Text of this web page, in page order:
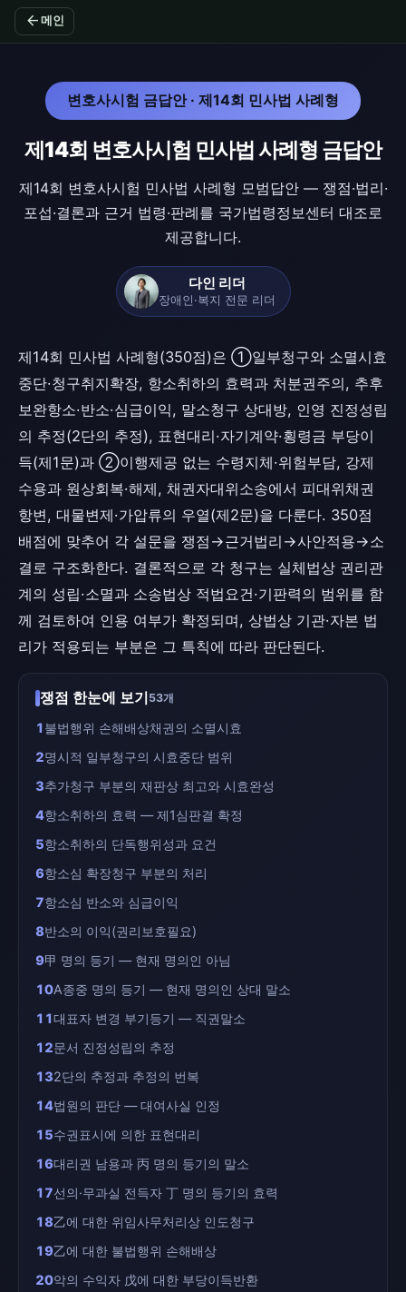
arrow_back 메인
변호사시험 금답안 · 제14회 민사법 사례형
제14회 변호사시험 민사법 사례형 금답안
제14회 변호사시험 민사법 사례형 모범답안 — 쟁점·법리·
포섭·결론과 근거 법령·판례를 국가법령정보센터 대조로
제공합니다.
다인 리더
장애인·복지 전문 리더
제14회 민사법 사례형(350점)은 ①일부청구와 소멸시효
중단·청구취지확장, 항소취하의 효력과 처분권주의, 추후
보완항소·반소·심급이익, 말소청구 상대방, 인영 진정성립
의 추정(2단의 추정), 표현대리·자기계약·횡령금 부당이
득(제1문)과 ②이행제공 없는 수령지체·위험부담, 강제
수용과 원상회복·해제, 채권자대위소송에서 피대위채권
항변, 대물변제·가압류의 우열(제2문)을 다룬다. 350점
배점에 맞추어 각 설문을 쟁점→근거법리→사안적용→소
결로 구조화한다. 결론적으로 각 청구는 실체법상 권리관
계의 성립·소멸과 소송법상 적법요건·기판력의 범위를 함
께 검토하여 인용 여부가 확정되며, 상법상 기관·자본 법
리가 적용되는 부분은 그 특칙에 따라 판단된다.
쟁점 한눈에 보기 53개
1불법행위 손해배상채권의 소멸시효
2명시적 일부청구의 시효중단 범위
3추가청구 부분의 재판상 최고와 시효완성
4항소취하의 효력 — 제1심판결 확정
5항소취하의 단독행위성과 요건
6항소심 확장청구 부분의 처리
7항소심 반소와 심급이익
8반소의 이익(권리보호필요)
9甲 명의 등기 — 현재 명의인 아님
10A종중 명의 등기 — 현재 명의인 상대 말소
11대표자 변경 부기등기 — 직권말소
12문서 진정성립의 추정
132단의 추정과 추정의 번복
14법원의 판단 — 대여사실 인정
15수권표시에 의한 표현대리
16대리권 남용과 丙 명의 등기의 말소
17선의·무과실 전득자 丁 명의 등기의 효력
18乙에 대한 위임사무처리상 인도청구
19乙에 대한 불법행위 손해배상
20악의 수익자 戊에 대한 부당이득반환